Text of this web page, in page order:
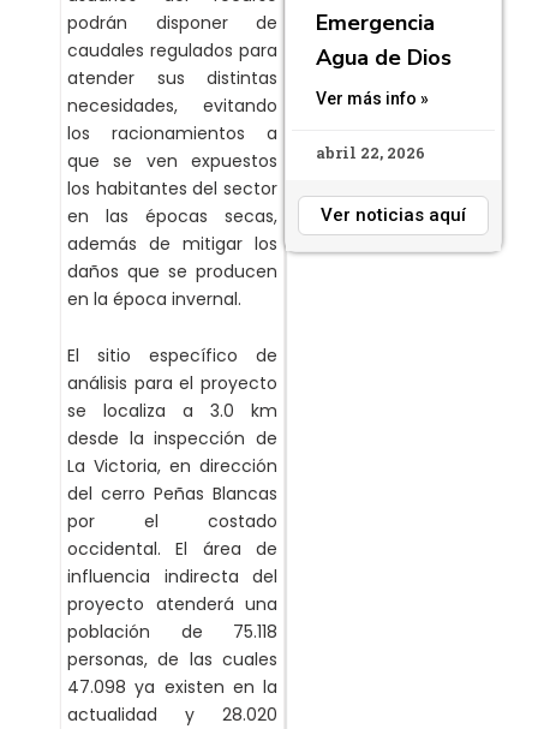
podrán disponer de
caudales regulados para
atender sus distintas
necesidades, evitando
los racionamientos a
que se ven expuestos
los habitantes del sector
en las épocas secas,
además de mitigar los
daños que se producen
en la época invernal.
El sitio específico de
análisis para el proyecto
se localiza a 3.0 km
desde la inspección de
La Victoria, en dirección
del cerro Peñas Blancas
por el costado
occidental. El área de
influencia indirecta del
proyecto atenderá una
población de 75.118
personas, de las cuales
47.098 ya existen en la
actualidad y 28.020
Emergencia
Agua de Dios
Ver más info »
abril 22, 2026
Ver noticias aquí